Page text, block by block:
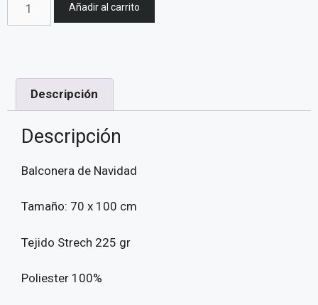
Añadir al carrito
Descripción
Descripción
Balconera de Navidad
Tamaño: 70 x 100 cm
Tejido Strech 225 gr
Poliester 100%